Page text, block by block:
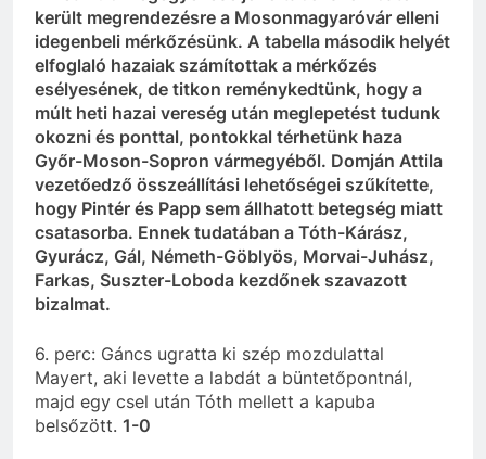
került megrendezésre a Mosonmagyaróvár elleni
idegenbeli mérkőzésünk. A tabella második helyét
elfoglaló hazaiak számítottak a mérkőzés
esélyesének, de titkon reménykedtünk, hogy a
múlt heti hazai vereség után meglepetést tudunk
okozni és ponttal, pontokkal térhetünk haza
Győr-Moson-Sopron vármegyéből. Domján Attila
vezetőedző összeállítási lehetőségei szűkítette,
hogy Pintér és Papp sem állhatott betegség miatt
csatasorba. Ennek tudatában a Tóth-Kárász,
Gyurácz, Gál, Németh-Göblyös, Morvai-Juhász,
Farkas, Suszter-Loboda kezdőnek szavazott
bizalmat.
6. perc: Gáncs ugratta ki szép mozdulattal
Mayert, aki levette a labdát a büntetőpontnál,
majd egy csel után Tóth mellett a kapuba
belsőzött. 1-0